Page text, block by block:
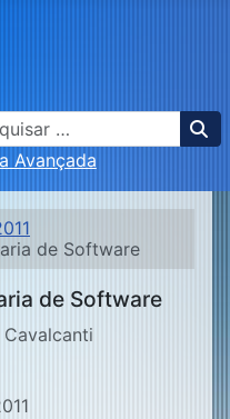
Avançada
de Software
de Software